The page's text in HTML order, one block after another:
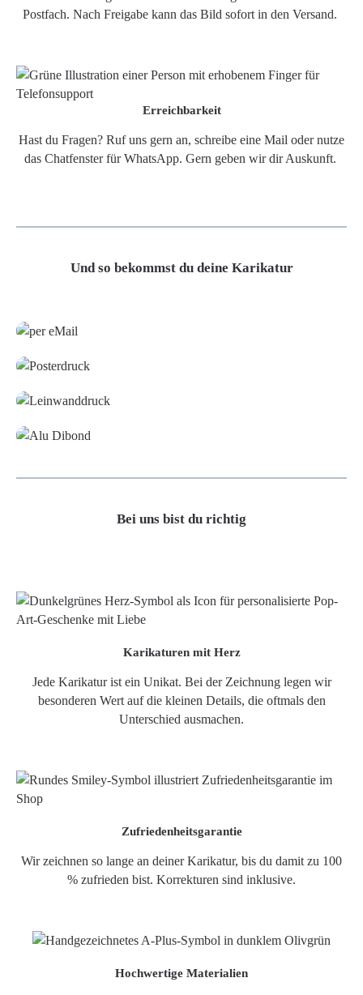
Postfach. Nach Freigabe kann das Bild sofort in den Versand.
Erreichbarkeit
Hast du Fragen? Ruf uns gern an, schreibe eine Mail oder nutze
das Chatfenster für WhatsApp. Gern geben wir dir Auskunft.
Und so bekommst du deine Karikatur
Bei uns bist du richtig
Karikaturen mit Herz
Jede Karikatur ist ein Unikat. Bei der Zeichnung legen wir
besonderen Wert auf die kleinen Details, die oftmals den
Unterschied ausmachen.
Zufriedenheitsgarantie
Wir zeichnen so lange an deiner Karikatur, bis du damit zu 100
% zufrieden bist. Korrekturen sind inklusive.
Hochwertige Materialien